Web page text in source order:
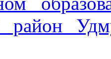
район